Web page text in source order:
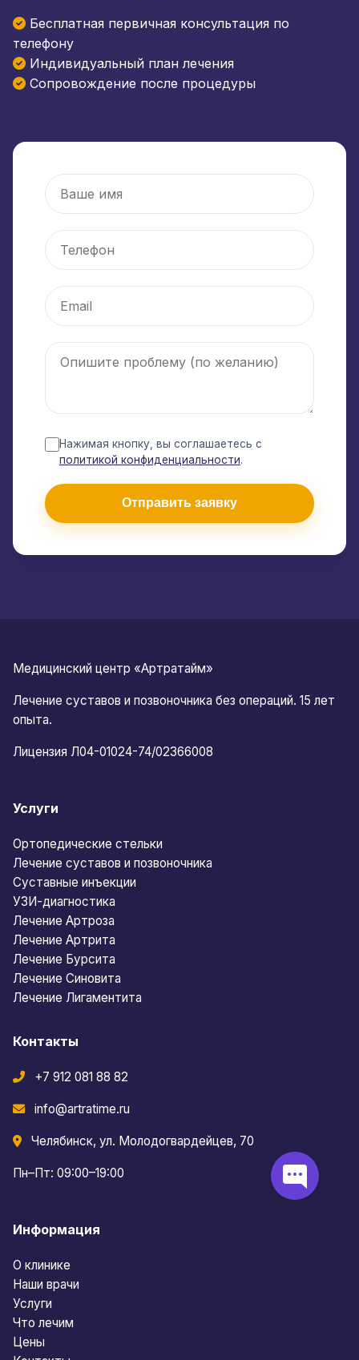
Бесплатная первичная консультация по
телефону
Индивидуальный план лечения
Сопровождение после процедуры
Нажимая кнопку, вы соглашаетесь с
политикой конфиденциальности.
Отправить заявку
Медицинский центр «Артратайм»
Лечение суставов и позвоночника без операций. 15 лет
опыта.
Лицензия Л04-01024-74/02366008
Услуги
Ортопедические стельки
Лечение суставов и позвоночника
Суставные инъекции
УЗИ-диагностика
Лечение Артроза
Лечение Артрита
Лечение Бурсита
Лечение Синовита
Лечение Лигаментита
Контакты
+7 912 081 88 82
info@artratime.ru
Челябинск, ул. Молодогвардейцев, 70
Пн–Пт: 09:00–19:00
Информация
О клинике
Наши врачи
Услуги
Что лечим
Цены